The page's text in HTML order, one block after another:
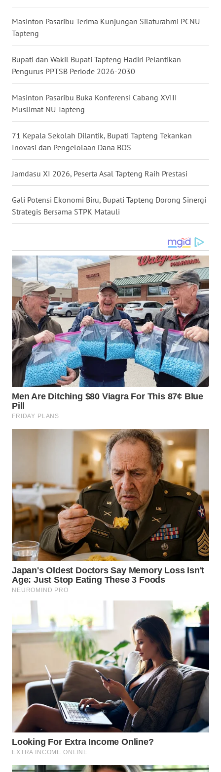
Masinton Pasaribu Terima Kunjungan Silaturahmi PCNU
Tapteng
Bupati dan Wakil Bupati Tapteng Hadiri Pelantikan
Pengurus PPTSB Periode 2026-2030
Masinton Pasaribu Buka Konferensi Cabang XVIII
Muslimat NU Tapteng
71 Kepala Sekolah Dilantik, Bupati Tapteng Tekankan
Inovasi dan Pengelolaan Dana BOS
Jamdasu XI 2026, Peserta Asal Tapteng Raih Prestasi
Gali Potensi Ekonomi Biru, Bupati Tapteng Dorong Sinergi
Strategis Bersama STPK Matauli
WN
MALUKU
WN
MALUT
WN
DAIRI
DANAU
TOBA
WN
NIAS
WN
LANGKAT
WN
TAPANULI
SELATAN
WN
TANJUNG
LESUNG
WN
KARO
WN
WN
LABUHANBATU
WN DELI
SERDANG
TEBING
TINGGI
WN
PAKPAK
KARAWANG
WN
BOGOR
DEPOK
WN